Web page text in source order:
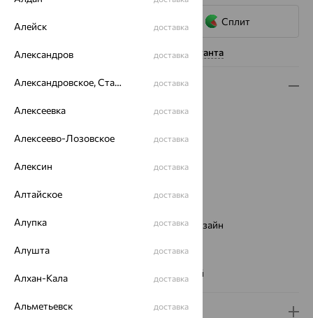
Сплит
Нужна помощь консультанта
Описание
Вид изделия:
Металл:Золото
Цвет металла:
Страна происхождения:
РОССИЯ
Виды дизайна браслетов:
Европейский дизайн
Цвет вставки:
Наименование цвета вставки:
Бесцветный
Доставка и оплата
Алейск доставка
Александров доставка
Александровское, Ставропольский край доставка
Алексеевка доставка
Алексеево-Лозовское доставка
Алексин доставка
Алтайское доставка
Алупка доставка
Алушта доставка
Алхан-Кала доставка
Альметьевск доставка